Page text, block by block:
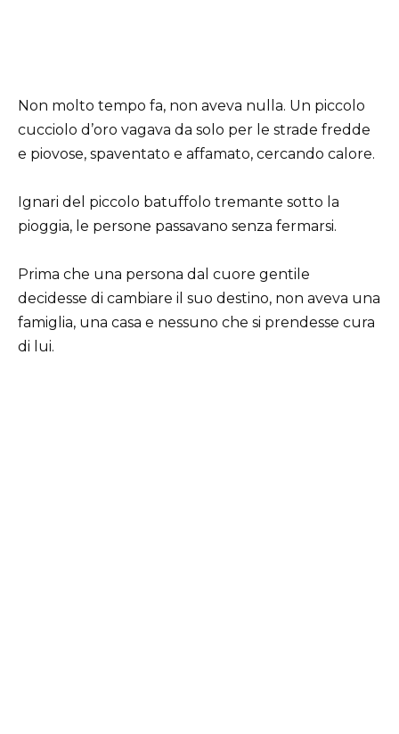
Non molto tempo fa, non aveva nulla. Un piccolo
cucciolo d’oro vagava da solo per le strade fredde
e piovose, spaventato e affamato, cercando calore.
Ignari del piccolo batuffolo tremante sotto la
pioggia, le persone passavano senza fermarsi.
Prima che una persona dal cuore gentile
decidesse di cambiare il suo destino, non aveva una
famiglia, una casa e nessuno che si prendesse cura
di lui.